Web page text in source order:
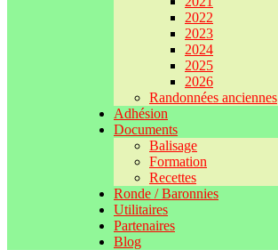
2022
2023
2024
2025
2026
Randonnées anciennes
Adhésion
Documents
Balisage
Formation
Recettes
Ronde / Baronnies
Utilitaires
Partenaires
Blog